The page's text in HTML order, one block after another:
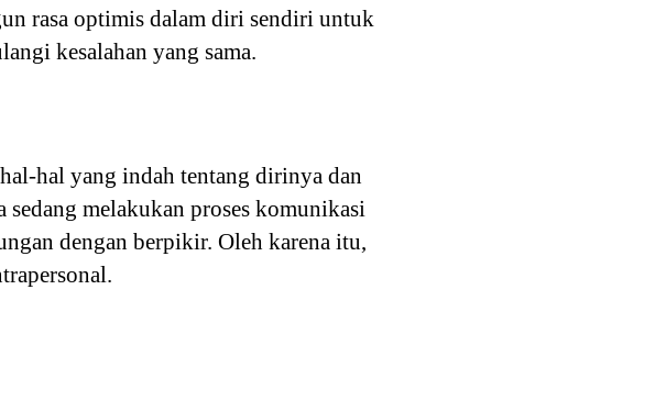
rasa optimis dalam diri sendiri untuk
kesalahan yang sama.
hal yang indah tentang dirinya dan
melakukan proses komunikasi
dengan berpikir. Oleh karena itu,